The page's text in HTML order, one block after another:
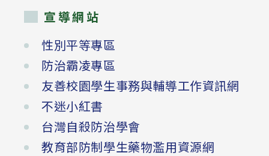
宣導網站
性別平等專區
防治霸凌專區
友善校園學生事務與輔導工作資訊網
不迷小紅書
台灣自殺防治學會
教育部防制學生藥物濫用資源網